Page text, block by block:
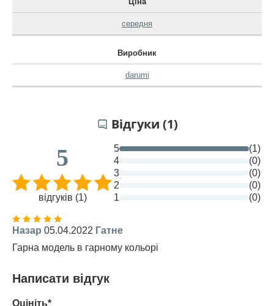
середня
Виробник
darumi
Відгуки (1)
5
відгуків (1)
5
(1)
4
(0)
3
(0)
2
(0)
1
(0)
Назар 05.04.2022 Гатне
Гарна модель в гарному кольорі
Написати відгук
Оцініть*